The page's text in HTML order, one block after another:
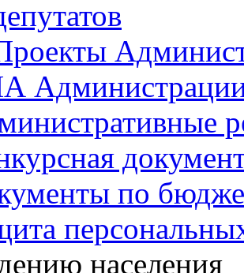
по
населения